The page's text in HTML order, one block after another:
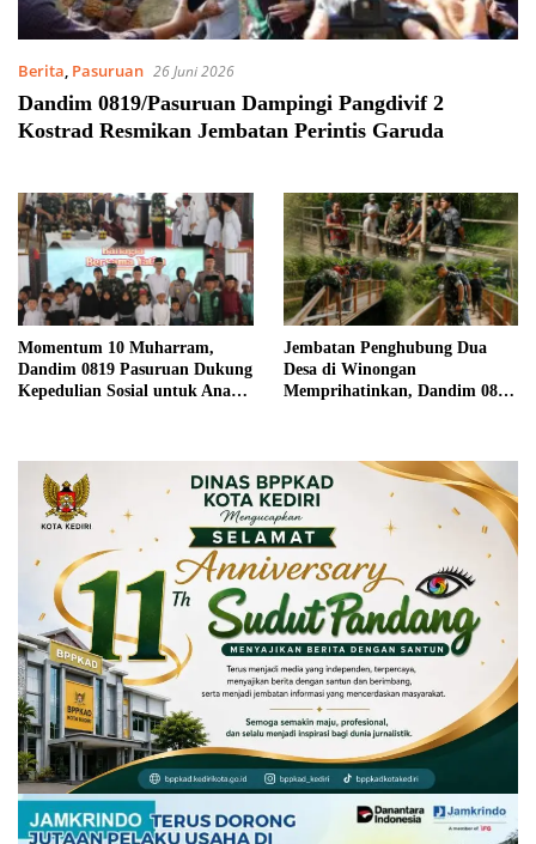
Berita, Pasuruan 26 Juni 2026
Dandim 0819/Pasuruan Dampingi Pangdivif 2
Kostrad Resmikan Jembatan Perintis Garuda
Momentum 10 Muharram,
Dandim 0819 Pasuruan Dukung
Kepedulian Sosial untuk Anak
Jembatan Penghubung Dua
Desa di Winongan
Memprihatinkan, Dandim 0819